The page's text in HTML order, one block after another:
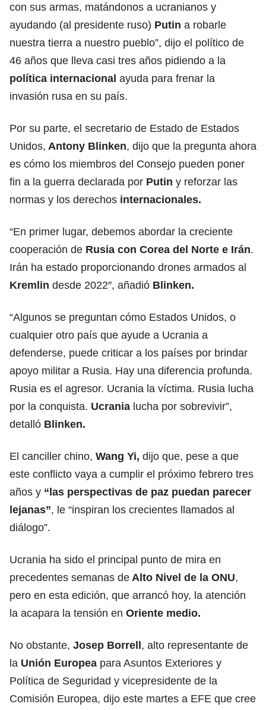
con sus armas, matándonos a ucranianos y
ayudando (al presidente ruso) Putin a robarle
nuestra tierra a nuestro pueblo”, dijo el político de
46 años que lleva casi tres años pidiendo a la
política internacional ayuda para frenar la
invasión rusa en su país.
Por su parte, el secretario de Estado de Estados
Unidos, Antony Blinken, dijo que la pregunta ahora
es cómo los miembros del Consejo pueden poner
fin a la guerra declarada por Putin y reforzar las
normas y los derechos internacionales.
“En primer lugar, debemos abordar la creciente
cooperación de Rusia con Corea del Norte e Irán.
Irán ha estado proporcionando drones armados al
Kremlin desde 2022″, añadió Blinken.
“Algunos se preguntan cómo Estados Unidos, o
cualquier otro país que ayude a Ucrania a
defenderse, puede criticar a los países por brindar
apoyo militar a Rusia. Hay una diferencia profunda.
Rusia es el agresor. Ucrania la víctima. Rusia lucha
por la conquista. Ucrania lucha por sobrevivir”,
detalló Blinken.
El canciller chino, Wang Yi, dijo que, pese a que
este conflicto vaya a cumplir el próximo febrero tres
años y “las perspectivas de paz puedan parecer
lejanas”, le “inspiran los crecientes llamados al
diálogo”.
Ucrania ha sido el principal punto de mira en
precedentes semanas de Alto Nivel de la ONU,
pero en esta edición, que arrancó hoy, la atención
la acapara la tensión en Oriente medio.
No obstante, Josep Borrell, alto representante de
la Unión Europea para Asuntos Exteriores y
Política de Seguridad y vicepresidente de la
Comisión Europea, dijo este martes a EFE que cree